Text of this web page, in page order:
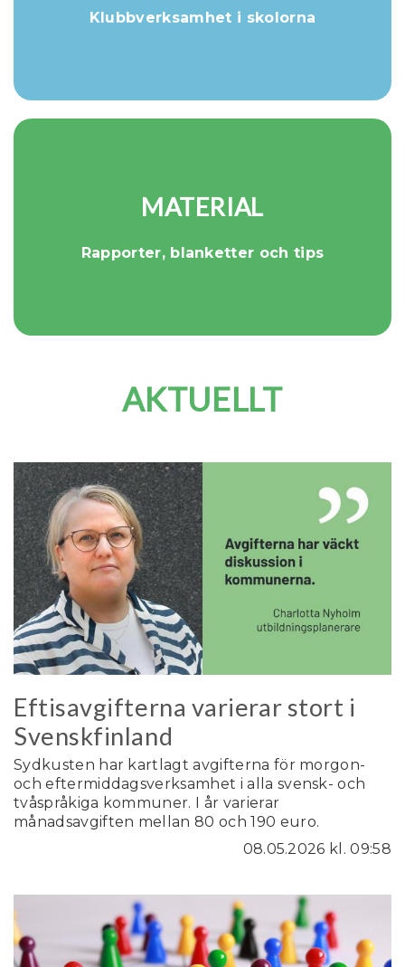
Klubbverksamhet i skolorna
MATERIAL
Rapporter, blanketter och tips
AKTUELLT
Eftisavgifterna varierar stort i
Svenskfinland
Sydkusten har kartlagt avgifterna för morgon-
och eftermiddagsverksamhet i alla svensk- och
tvåspråkiga kommuner. I år varierar
månadsavgiften mellan 80 och 190 euro.
08.05.2026 kl. 09:58